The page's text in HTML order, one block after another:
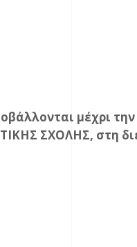
μέχρι την
ΣΧΟΛΗΣ, στη